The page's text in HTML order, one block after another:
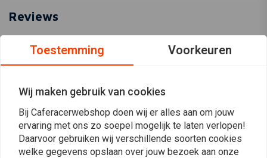
Reviews
(0 beoordelingen)
Toestemming Voorkeuren
Wij maken gebruik van cookies
Bij Caferacerwebshop doen wij er alles aan om jouw
ervaring met ons zo soepel mogelijk te laten verlopen!
Daarvoor gebruiken wij verschillende soorten cookies
welke gegevens opslaan over jouw bezoek aan onze